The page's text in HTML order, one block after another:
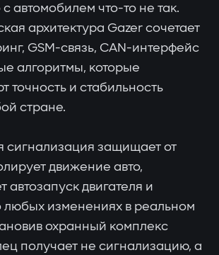
с автомобилем что-то не так.
архитектура Gazer сочетает
GSM-связь, CAN-интерфейс
алгоритмы, которые
точность и стабильность
стране.
сигнализация защищает от
движение авто,
автозапуск двигателя и
любых изменениях в реальном
охранный комплекс
получает не сигнализацию, а